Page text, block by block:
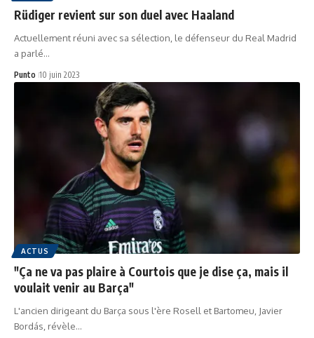
Rüdiger revient sur son duel avec Haaland
Actuellement réuni avec sa sélection, le défenseur du Real Madrid
a parlé…
Punto 10 juin 2023
ACTUS
"Ça ne va pas plaire à Courtois que je dise ça, mais il
voulait venir au Barça"
L'ancien dirigeant du Barça sous l'ère Rosell et Bartomeu, Javier
Bordás, révèle…